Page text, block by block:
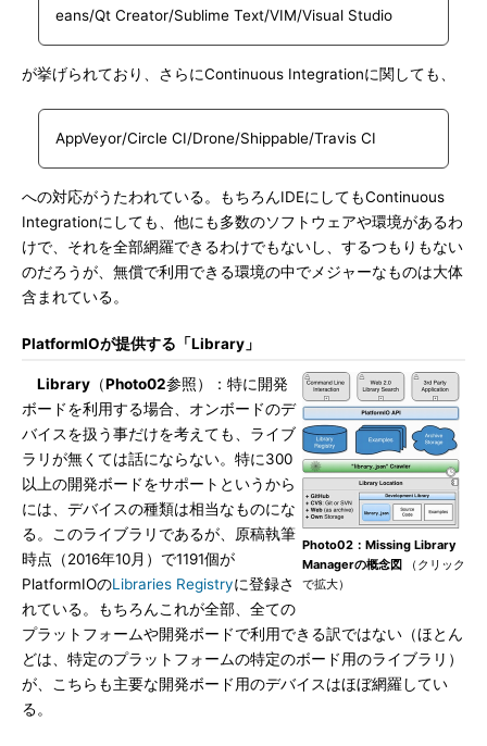
eans/Qt Creator/Sublime Text/VIM/Visual Studio
が挙げられており、さらにContinuous Integrationに関しても、
AppVeyor/Circle CI/Drone/Shippable/Travis CI
への対応がうたわれている。もちろんIDEにしてもContinuous
Integrationにしても、他にも多数のソフトウェアや環境があるわ
けで、それを全部網羅できるわけでもないし、するつもりもない
のだろうが、無償で利用できる環境の中でメジャーなものは大体
含まれている。
PlatformIOが提供する「Library」
Photo02：Missing Library
Managerの概念図
（クリック
で拡大）
Library （Photo02参照）：特に開発
ボードを利用する場合、オンボードのデ
バイスを扱う事だけを考えても、ライブ
ラリが無くては話にならない。特に300
以上の開発ボードをサポートというから
には、デバイスの種類は相当なものにな
る。このライブラリであるが、原稿執筆
時点（2016年10月）で1191個が
PlatformIOのLibraries Registryに登録さ
れている。もちろんこれが全部、全ての
プラットフォームや開発ボードで利用できる訳ではない（ほとん
どは、特定のプラットフォームの特定のボード用のライブラリ）
が、こちらも主要な開発ボード用のデバイスはほぼ網羅してい
る。